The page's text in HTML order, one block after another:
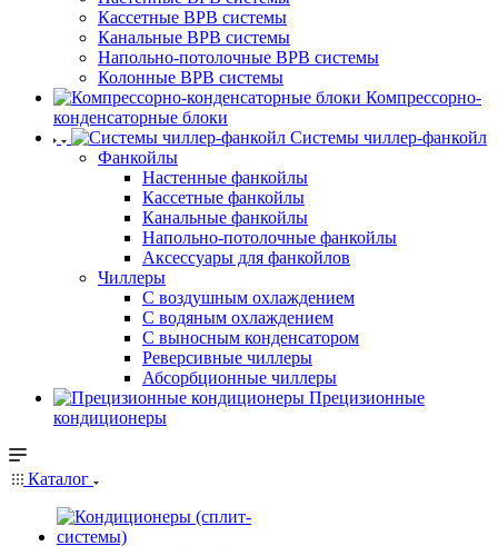
Кассетные ВРВ системы
Канальные ВРВ системы
Напольно-потолочные ВРВ системы
Колонные ВРВ системы
Компрессорно-
конденсаторные блоки
Системы чиллер-фанкойл
Фанкойлы
Настенные фанкойлы
Кассетные фанкойлы
Канальные фанкойлы
Напольно-потолочные фанкойлы
Аксессуары для фанкойлов
Чиллеры
С воздушным охлаждением
С водяным охлаждением
С выносным конденсатором
Реверсивные чиллеры
Абсорбционные чиллеры
Прецизионные
кондиционеры
Каталог